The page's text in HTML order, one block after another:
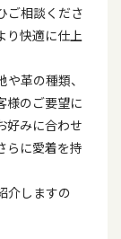
ご相談くださ
り快適に仕上
革の種類、
様のご要望に
好みに合わせ
らに愛着を持
介しますの